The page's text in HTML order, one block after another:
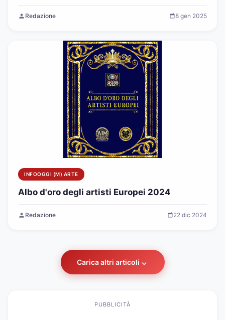
Redazione 8 gen 2025
INFOOGGI (M) ARTE
Albo d'oro degli artisti Europei 2024
Redazione 22 dic 2024
Carica altri articoli
PUBBLICITÀ